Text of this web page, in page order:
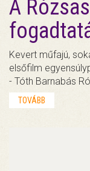
A
Kevert műfajú,
elsőfilm
- Tóth Barnabás
TOVÁBB